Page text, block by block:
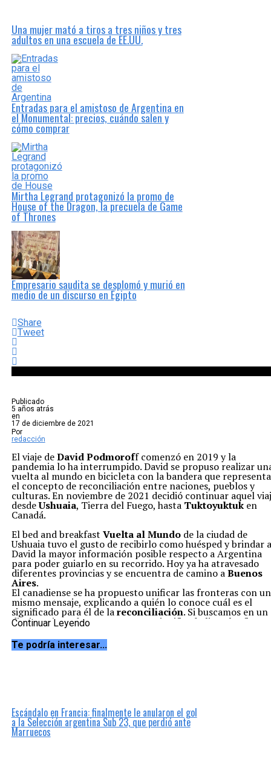
Una mujer mató a tiros a tres niños y tres
adultos en una escuela de EE.UU.
Entradas para el amistoso de Argentina en
el Monumental: precios, cuándo salen y
cómo comprar
Mirtha Legrand protagonizó la promo de
House of the Dragon, la precuela de Game
of Thrones
Empresario saudita se desplomó y murió en
medio de un discurso en Egipto
Share
Tweet
Publicado
5 años atrás
en
17 de diciembre de 2021
Por
redacción
El viaje deDavid Podmoroff comenzó en 2019 y la
pandemia lo ha interrumpido. David se propuso realizar
vuelta al mundo en bicicleta con la bandera que representa
el concepto de reconciliación entre naciones, pueblos y
culturas. En noviembre de 2021 decidió continuar aquel
desdeUshuaia, Tierra del Fuego, hasta Tuktoyuktuken
Canadá.
El bed and breakfast Vuelta al Mundode la ciudad de
Ushuaia tuvo el gusto de recibirlo como huésped y brindar a
David la mayor información posible respecto a Argentina
para poder guiarlo en su recorrido. Hoy ya ha atravesado
diferentes provincias y se encuentra de camino aBuenos
Aires.
El canadiense se ha propuesto unificar las fronteras con un
mismo mensaje, explicando a quién lo conoce cuál es el
significado para él de lareconciliación. Si buscamos en un
diccionario podremos ver que su significado literal refiere a
atraer y acordar los ánimos desunidos. Incluso, hay un
término específico para reconciliación social implicando
luego de un largo conflicto armado haya iniciativas para
Continuar Leyendo
Te podría interesar...
Escándalo en Francia: finalmente le anularon el gol
a la Selección argentina Sub 23, que perdió ante
Marruecos